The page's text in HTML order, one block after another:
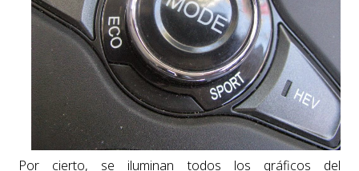
Por cierto, se iluminan todos los gráficos del